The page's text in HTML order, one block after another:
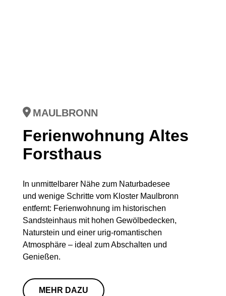
MAULBRONN
Ferienwohnung Altes
Forsthaus
In unmittelbarer Nähe zum Naturbadesee
und wenige Schritte vom Kloster Maulbronn
entfernt: Ferienwohnung im historischen
Sandsteinhaus mit hohen Gewölbedecken,
Naturstein und einer urig-romantischen
Atmosphäre – ideal zum Abschalten und
Genießen.
MEHR DAZU